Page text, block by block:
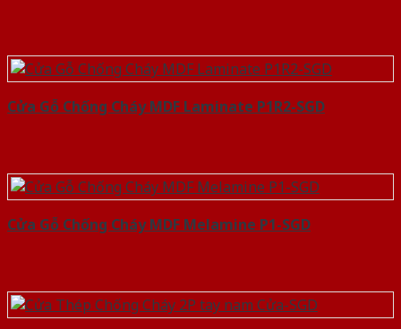
Cửa Gỗ Chống Cháy MDF Laminate P1R2-SGD
Cửa Gỗ Chống Cháy MDF Melamine P1-SGD